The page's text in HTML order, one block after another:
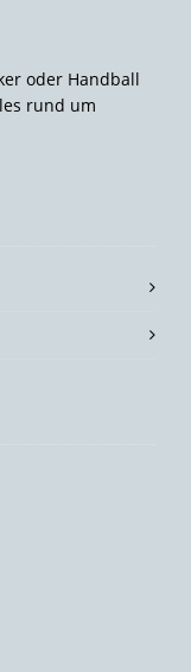
oder Handball
rund um